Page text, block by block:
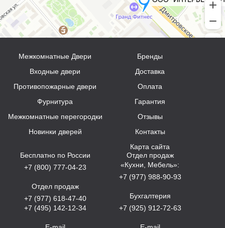
Межкомнатные Двери
Входные двери
Противопожарные двери
Фурнитура
Межкомнатные перегородки
Новинки дверей
Бренды
Доставка
Оплата
Гарантия
Отзывы
Контакты
Карта сайта
Бесплатно по России
+7 (800) 777-04-23
Отдел продаж
+7 (977) 618-47-40
+7 (495) 142-12-34
Отдел продаж
«Кухни, Мебель»:
+7 (977) 988-90-93
Бухгалтерия
+7 (925) 912-72-63